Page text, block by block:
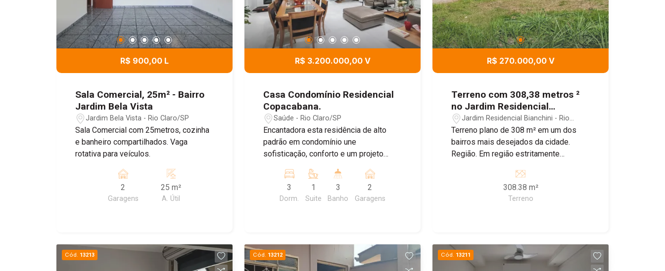
R$ 900,00 L
Sala Comercial, 25m² - Bairro
Jardim Bela Vista
Jardim Bela Vista - Rio Claro/SP
Sala Comercial com 25metros, cozinha
e banheiro compartilhados. Vaga
rotativa para veículos.
2
Garagens
25 m²
A. Útil
R$ 3.200.000,00 V
Casa Condomínio Residencial
Copacabana.
Saúde - Rio Claro/SP
Encantadora esta residência de alto
padrão em condomínio une
sofisticação, conforto e um projeto
direito duplo, amplas salas de estar em
três ambientes, home theater, sala de
TV e um charmoso mezanino, oferece
cozinha, moderna e funcional,
complementa o alto nível de
3
Dorm.
1
Suite
3
Banho
2
Garagens
R$ 270.000,00 V
Terreno com 308,38 metros ²
no Jardim Residencial
Bianchini
Jardim Residencial Bianchini - Rio
Claro/SP
Terreno plano de 308 m² em um dos
bairros mais desejados da cidade.
Região. Em região estritamente
308.38 m²
Terreno
Cód. 13213 Cód. 13212 Cód. 13211